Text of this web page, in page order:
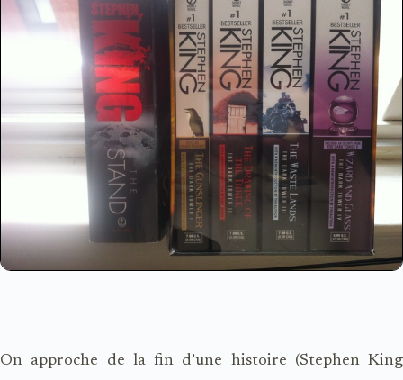
On approche de la fin d’une histoire (Stephen King